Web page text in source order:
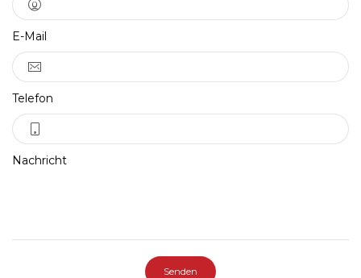
E-Mail
Telefon
Nachricht
Senden